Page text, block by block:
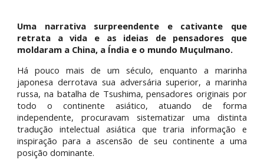
Uma narrativa surpreendente e cativante que
retrata a vida e as ideias de pensadores que
moldaram a China, a Índia e o mundo Muçulmano.
Há pouco mais de um século, enquanto a marinha
japonesa derrotava sua adversária superior, a marinha
russa, na batalha de Tsushima, pensadores originais por
todo o continente asiático, atuando de forma
independente, procuravam sistematizar uma distinta
tradução intelectual asiática que traria informação e
inspiração para a ascensão de seu continente a uma
posição dominante.